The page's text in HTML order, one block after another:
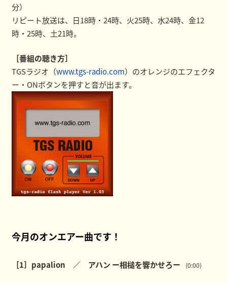
分）
リピート放送は、日18時・24時、火25時、水24時、金12
時・25時、土21時。
［番組の聴き方］
TGSラジオ（www.tgs-radio.com）のオレンジのエフェクタ
ー・ONボタンを押すと音が出ます。
今月のオンエアー曲です！
［1］papalion ／ アハン ー相槌を響かせろー (0:00)